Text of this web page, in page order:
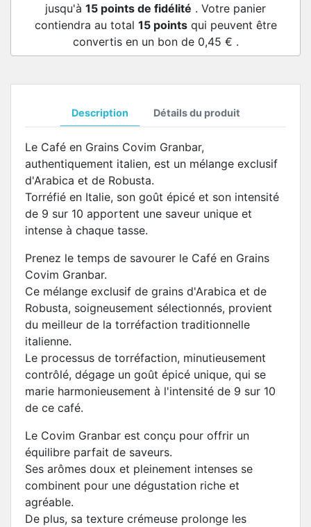
jusqu'à 15 points de fidélité . Votre panier
contiendra au total 15pointsqui peuvent être
convertis en un bon de 0,45 € .
Description Détails du produit
Le Café en Grains Covim Granbar,
authentiquement italien, est un mélange exclusif
d'Arabica et de Robusta.
Torréfié en Italie, son goût épicé et son intensité
de 9 sur 10 apportent une saveur unique et
intense à chaque tasse.
Prenez le temps de savourer le Café en Grains
Covim Granbar.
Ce mélange exclusif de grains d'Arabica et de
Robusta, soigneusement sélectionnés, provient
du meilleur de la torréfaction traditionnelle
italienne.
Le processus de torréfaction, minutieusement
contrôlé, dégage un goût épicé unique, qui se
marie harmonieusement à l'intensité de 9 sur 10
de ce café.
Le Covim Granbar est conçu pour offrir un
équilibre parfait de saveurs.
Ses arômes doux et pleinement intenses se
combinent pour une dégustation riche et
agréable.
De plus, sa texture crémeuse prolonge les